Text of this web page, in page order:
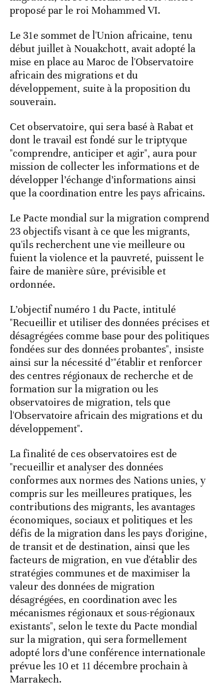
proposé par le roi Mohammed VI.
Le 31e sommet de l'Union africaine, tenu
début juillet à Nouakchott, avait adopté la
mise en place au Maroc de l'Observatoire
africain des migrations et du
développement, suite à la proposition du
souverain.
Cet observatoire, qui sera basé à Rabat et
dont le travail est fondé sur le triptyque
"comprendre, anticiper et agir", aura pour
mission de collecter les informations et de
développer l’échange d’informations ainsi
que la coordination entre les pays africains.
Le Pacte mondial sur la migration comprend
23 objectifs visant à ce que les migrants,
qu'ils recherchent une vie meilleure ou
fuient la violence et la pauvreté, puissent le
faire de manière sûre, prévisible et
ordonnée.
L’objectif numéro 1 du Pacte, intitulé
"Recueillir et utiliser des données précises et
désagrégées comme base pour des politiques
fondées sur des données probantes", insiste
ainsi sur la nécessité d’"établir et renforcer
des centres régionaux de recherche et de
formation sur la migration ou les
observatoires de migration, tels que
l'Observatoire africain des migrations et du
développement".
La finalité de ces observatoires est de
"recueillir et analyser des données
conformes aux normes des Nations unies, y
compris sur les meilleures pratiques, les
contributions des migrants, les avantages
économiques, sociaux et politiques et les
défis de la migration dans les pays d'origine,
de transit et de destination, ainsi que les
facteurs de migration, en vue d'établir des
stratégies communes et de maximiser la
valeur des données de migration
désagrégées, en coordination avec les
mécanismes régionaux et sous-régionaux
existants", selon le texte du Pacte mondial
sur la migration, qui sera formellement
adopté lors d’une conférence internationale
prévue les 10 et 11 décembre prochain à
Marrakech.